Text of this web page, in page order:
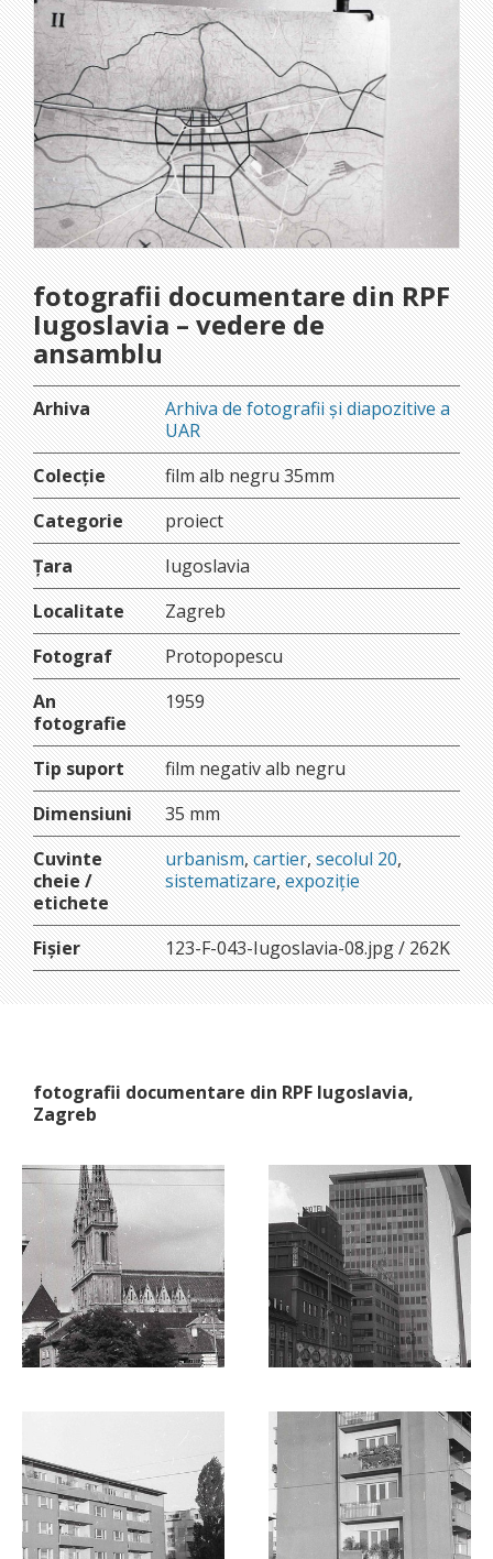
fotografii documentare din RPF
Iugoslavia – vedere de
ansamblu
Arhiva
Arhiva de fotografii și diapozitive a
UAR
Colecție
film alb negru 35mm
Categorie
proiect
Țara
Iugoslavia
Localitate
Zagreb
Fotograf
Protopopescu
An
fotografie
1959
Tip suport
film negativ alb negru
Dimensiuni
35 mm
Cuvinte
cheie /
etichete
urbanism,cartier,secolul 20,
sistematizare,expoziție
Fișier 123-F-043-Iugoslavia-08.jpg / 262K
fotografii documentare din RPF Iugoslavia,
Zagreb